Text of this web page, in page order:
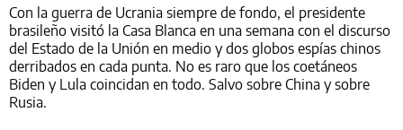
Con la guerra de Ucrania siempre de fondo, el presidente
brasileño visitó la Casa Blanca en una semana con el discurso
del Estado de la Unión en medio y dos globos espías chinos
derribados en cada punta. No es raro que los coetáneos
Biden y Lula coincidan en todo. Salvo sobre China y sobre
Rusia.